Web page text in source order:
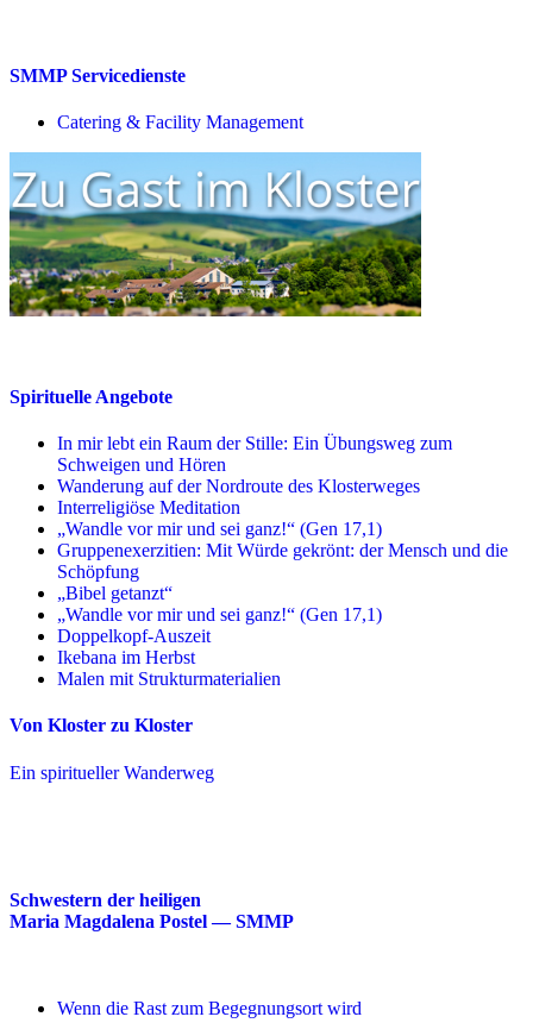
SMMP Servicedienste
Catering & Facility Management
Spirituelle Angebote
In mir lebt ein Raum der Stille: Ein Übungsweg zum
Schweigen und Hören
Wanderung auf der Nordroute des Klosterweges
Interreligiöse Meditation
„Wandle vor mir und sei ganz!“ (Gen 17,1)
Gruppenexerzitien: Mit Würde gekrönt: der Mensch und die
Schöpfung
„Bibel getanzt“
„Wandle vor mir und sei ganz!“ (Gen 17,1)
Doppelkopf-Auszeit
Ikebana im Herbst
Malen mit Strukturmaterialien
Von Kloster zu Kloster
Ein spiritueller Wanderweg
Schwestern der heiligen
Maria Magdalena Postel — SMMP
Wenn die Rast zum Begegnungsort wird